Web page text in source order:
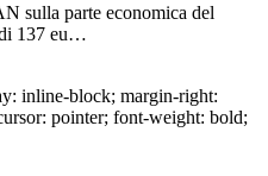
sulla parte economica del
137 eu…
inline-block; margin-right:
pointer; font-weight: bold;